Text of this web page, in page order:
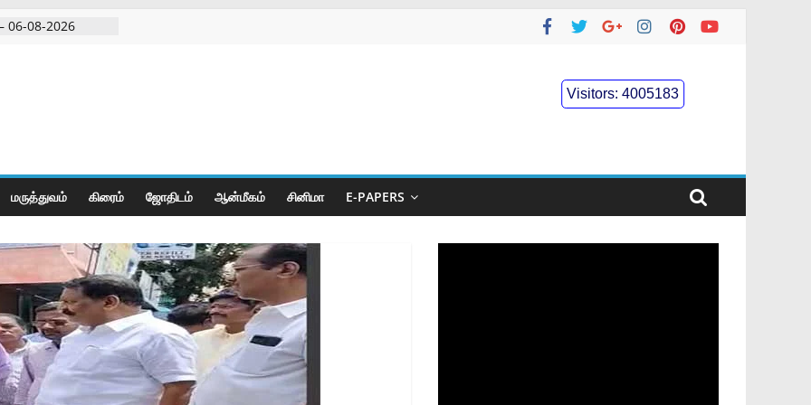
06-08-2026
Visitors:4005183
மருத்துவம் கிரைம் ஜோ‌திட‌ம் ஆன்மீகம் சினிமா E-PAPERS